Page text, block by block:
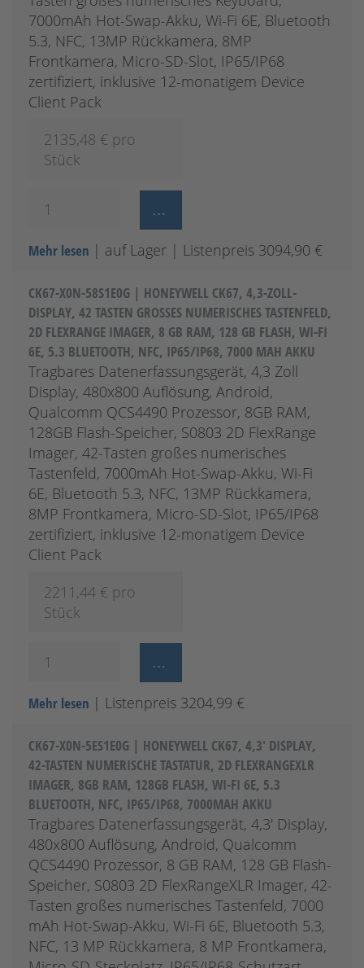
7000mAh Hot-Swap-Akku, Wi-Fi 6E, Bluetooth
5.3, NFC, 13MP Rückkamera, 8MP
Frontkamera, Micro-SD-Slot, IP65/IP68
zertifiziert, inklusive 12-monatigem Device
Client Pack
2135,48 € pro
Stück
Mehr lesen | auf Lager | Listenpreis 3094,90 €
CK67-X0N-58S1E0G | HONEYWELL CK67, 4,3-ZOLL-
DISPLAY, 42 TASTEN GROSSES NUMERISCHES TASTENFELD, 2
D FLEXRANGE IMAGER, 8 GB RAM, 128 GB FLASH, WI-FI 6
E, 5.3 BLUETOOTH, NFC, IP65/IP68, 7000 MAH AKKU
Tragbares Datenerfassungsgerät, 4,3 Zoll
Display, 480x800 Auflösung, Android,
Qualcomm QCS4490 Prozessor, 8GB RAM,
128GB Flash-Speicher, S0803 2D FlexRange
Imager, 42-Tasten großes numerisches
Tastenfeld, 7000mAh Hot-Swap-Akku, Wi-Fi
6E, Bluetooth 5.3, NFC, 13MP Rückkamera,
8MP Frontkamera, Micro-SD-Slot, IP65/IP68
zertifiziert, inklusive 12-monatigem Device
Client Pack
2211,44 € pro
Stück
Mehr lesen | Listenpreis 3204,99 €
CK67-X0N-5ES1E0G | HONEYWELL CK67, 4,3' DISPLAY,
42-TASTEN NUMERISCHE TASTATUR, 2D FLEXRANGEXLR
IMAGER, 8GB RAM, 128GB FLASH, WI-FI 6E, 5.3
BLUETOOTH, NFC, IP65/IP68, 7000MAH AKKU
Tragbares Datenerfassungsgerät, 4,3' Display,
480x800 Auflösung, Android, Qualcomm
QCS4490 Prozessor, 8 GB RAM, 128 GB Flash-
Speicher, S0803 2D FlexRangeXLR Imager, 42-
Tasten großes numerisches Tastenfeld, 7000
mAh Hot-Swap-Akku, Wi-Fi 6E, Bluetooth 5.3,
NFC, 13 MP Rückkamera, 8 MP Frontkamera,